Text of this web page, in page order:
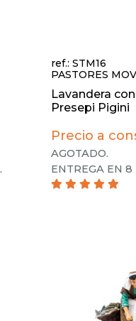
.
ref.: STM16
PASTORES
Lavandera
Presepi Pigini
Precio a
AGOTADO.
ENTREGA EN 8